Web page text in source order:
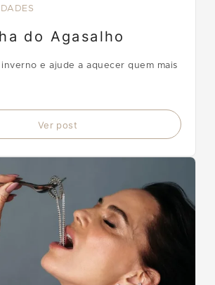
do Agasalho
e ajude a aquecer quem mais
Ver post